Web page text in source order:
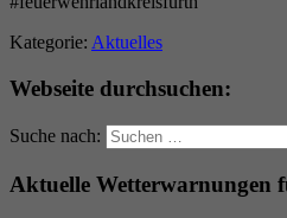
Kategorie: Aktuelles
Webseite durchsuchen:
Suche nach:
Aktuelle Wetterwarnungen